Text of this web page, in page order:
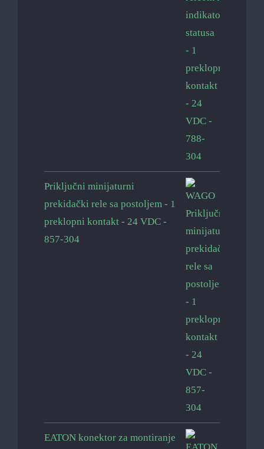
Priključni minijaturni
prekidački rele sa postoljem - 1
preklopni kontakt - 24 VDC -
857-304
EATON konektor za montiranje